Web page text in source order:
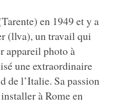
en 1949 et y a
(llva), un travail qui
appareil photo à
une extraordinaire
de l’Italie. Sa passion
à Rome en